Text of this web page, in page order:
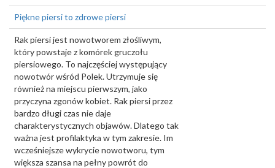
Piękne piersi to zdrowe piersi
Rak piersi jest nowotworem złośliwym,
który powstaje z komórek gruczołu
piersiowego. To najczęściej występujący
nowotwór wśród Polek. Utrzymuje się
również na miejscu pierwszym, jako
przyczyna zgonów kobiet. Rak piersi przez
bardzo długi czas nie daje
charakterystycznych objawów. Dlatego tak
ważna jest profilaktyka w tym zakresie. Im
wcześniejsze wykrycie nowotworu, tym
większa szansa na pełny powrót do